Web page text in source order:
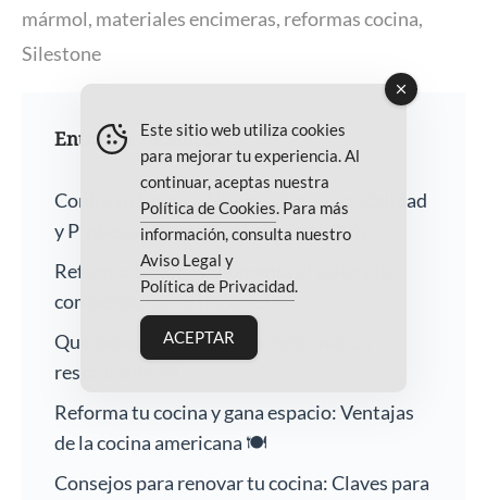
mármol, materiales encimeras, reformas cocina,
Silestone
Entradas recientes
Confíe su Hogar a Nuestra Empresa: Calidad
y Profesionalismo Garantizados 🏠🔨
Reforma de baños: Aumenta el valor y la
comodidad de tu hogar 🛁
Qué debes saber antes de reformar un
restaurante 🍽️
Reforma tu cocina y gana espacio: Ventajas
de la cocina americana 🍽️
Consejos para renovar tu cocina: Claves para
Este sitio web utiliza cookies
para mejorar tu experiencia. Al
continuar, aceptas nuestra
Política de Cookies . Para más
información, consulta nuestro
Aviso Legal y
Política de Privacidad
ACEPTAR